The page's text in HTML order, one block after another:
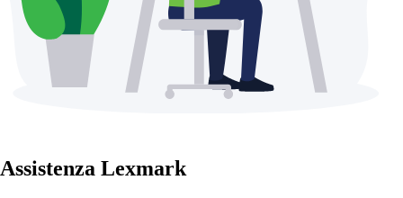
Assistenza Lexmark